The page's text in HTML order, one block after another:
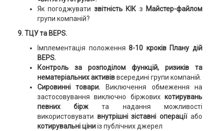
Як погоджувати звітність КІК з Майстер-файлом
групи компаній?
9. ТЦУ та BEPS.
Імплементація положення8-10 кроків Плану дій
BEPS.
Контроль за розподілом функцій, ризиків та
нематеріальних активіввсередині групи компаній.
Сировинні товари. Виключення обмеження на
застосовування виключно біржовихкотирувань
певних біржта надання можливості
використовувати внутрішні зіставні операціїабо
котирувальні ціниіз публічних джерел